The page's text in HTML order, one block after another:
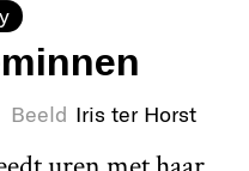
Beeld Iris ter Horst